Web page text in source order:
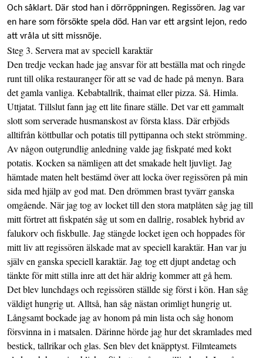
Och såklart. Där stod han i dörröppningen. Regissören. Jag var
en hare som försökte spela död. Han var ett argsint lejon, redo
att vråla ut sitt missnöje.
Steg 3. Servera mat av speciell karaktär
Den tredje veckan hade jag ansvar för att beställa mat och ringde
runt till olika restauranger för att se vad de hade på menyn. Bara
det gamla vanliga. Kebabtallrik, thaimat eller pizza. Så. Himla.
Uttjatat. Tillslut fann jag ett lite finare ställe. Det var ett gammalt
slott som serverade husmanskost av första klass. Där erbjöds
alltifrån köttbullar och potatis till pyttipanna och stekt strömming.
Av någon outgrundlig anledning valde jag fiskpaté med kokt
potatis. Kocken sa nämligen att det smakade helt ljuvligt. Jag
hämtade maten helt bestämd över att locka över regissören på min
sida med hjälp av god mat. Den drömmen brast tyvärr ganska
omgående. När jag tog av locket till den stora matplåten såg jag till
mitt förtret att fiskpatén såg ut som en dallrig, rosablek hybrid av
falukorv och fiskbulle. Jag stängde locket igen och hoppades för
mitt liv att regissören älskade mat av speciell karaktär. Han var ju
själv en ganska speciell karaktär. Jag tog ett djupt andetag och
tänkte för mitt stilla inre att det här aldrig kommer att gå hem.
Det blev lunchdags och regissören ställde sig först i kön. Han såg
väldigt hungrig ut. Alltså, han såg nästan orimligt hungrig ut.
Långsamt bockade jag av honom på min lista och såg honom
försvinna in i matsalen. Därinne hörde jag hur det skramlades med
bestick, tallrikar och glas. Sen blev det knäpptyst. Filmteamets